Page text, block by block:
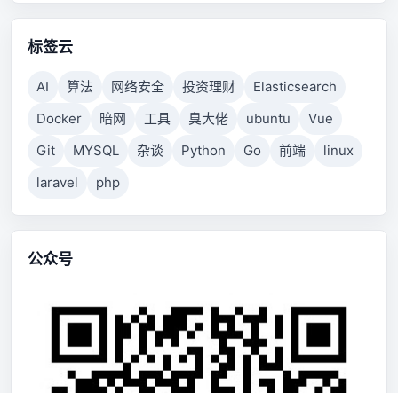
标签云
AI 算法 网络安全 投资理财
Elasticsearch
Docker
暗网 工具 臭大佬 ubuntu
Vue
Git
MYSQL 杂谈 Python Go 前端
linux
laravel
php
公众号